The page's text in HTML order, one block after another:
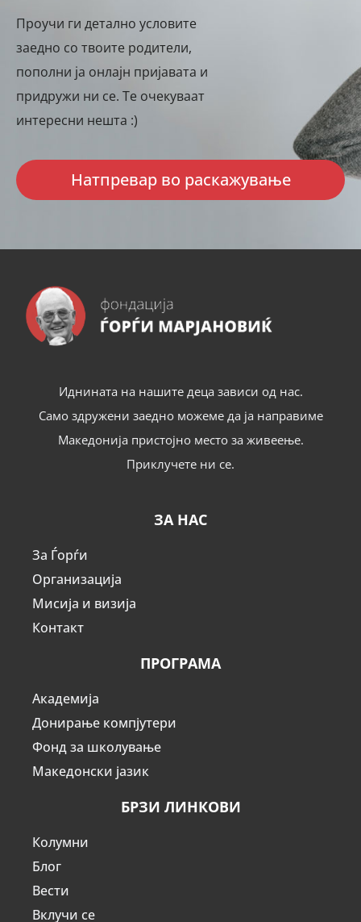
Проучи ги детално условите
заедно со твоите родители,
пополни ја онлајн пријавата и
придружи ни се. Те очекуваат
интересни нешта :)
Натпревар во раскажување
Иднината на нашите деца зависи од нас.
Само здружени заедно можеме да ја направиме
Македонија пристојно место за живеење.
Приклучете ни се.
ЗА НАС
За Ѓорѓи
Организација
Мисија и визија
Контакт
ПРОГРАМА
Академија
Донирање компјутери
Фонд за школување
Македонски јазик
БРЗИ ЛИНКОВИ
Колумни
Блог
Вести
Вклучи се